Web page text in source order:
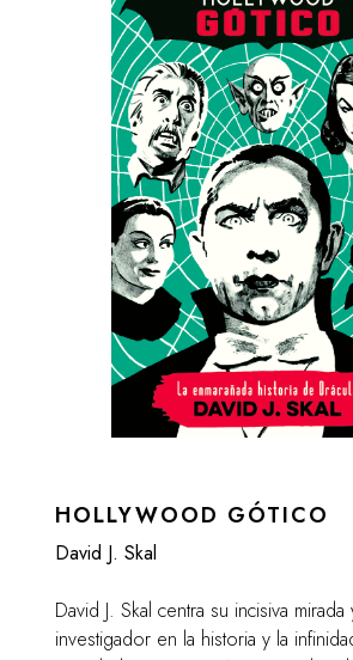
HOLLYWOOD GÓTICO
David J. Skal
David J. Skal centra su incisiva
investigador en la historia y la